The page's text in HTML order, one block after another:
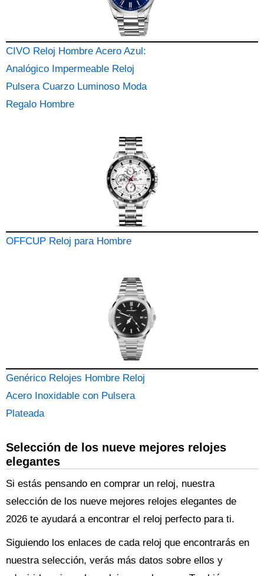
CIVO Reloj Hombre Acero Azul:
Analógico Impermeable Reloj
Pulsera Cuarzo Luminoso Moda
Regalo Hombre
OFFCUP Reloj para Hombre
Genérico Relojes Hombre Reloj
Acero Inoxidable con Pulsera
Plateada
Selección de los nueve mejores relojes
elegantes
Si estás pensando en comprar un reloj, nuestra
selección de los nueve mejores relojes elegantes de
2026 te ayudará a encontrar el reloj perfecto para ti.
Siguiendo los enlaces de cada reloj que encontrarás en
nuestra selección, verás más datos sobre ellos y